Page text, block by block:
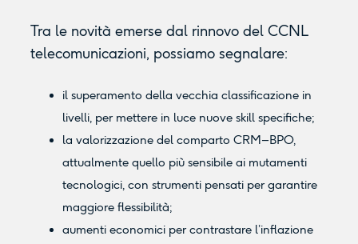
Tra le novità emerse dal rinnovo del CCNL
telecomunicazioni, possiamo segnalare:
il superamento della vecchia classificazione in
livelli, per mettere in luce nuove skill specifiche;
la valorizzazione del comparto CRM–BPO,
attualmente quello più sensibile ai mutamenti
tecnologici, con strumenti pensati per garantire
maggiore flessibilità;
aumenti economici per contrastare l’inflazione